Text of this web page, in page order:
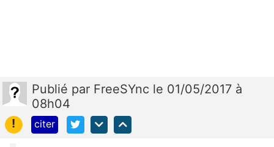
Publié par FreeSYnc le 01/05/2017 à
08h04
!
citer